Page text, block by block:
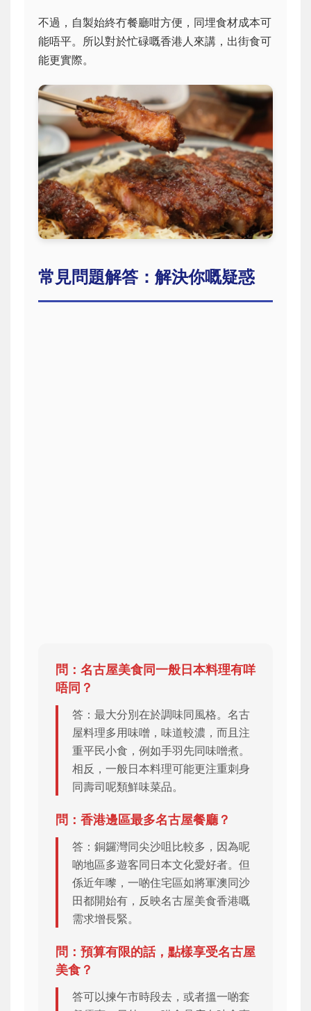
不過，自製始終冇餐廳咁方便，同埋食材成本可
能唔平。所以對於忙碌嘅香港人來講，出街食可
能更實際。
常見問題解答：解決你嘅疑惑
問：名古屋美食同一般日本料理有咩
唔同？
答：最大分別在於調味同風格。名古
屋料理多用味噌，味道較濃，而且注
重平民小食，例如手羽先同味噌煮。
相反，一般日本料理可能更注重刺身
同壽司呢類鮮味菜品。
問：香港邊區最多名古屋餐廳？
答：銅鑼灣同尖沙咀比較多，因為呢
啲地區多遊客同日本文化愛好者。但
係近年嚟，一啲住宅區如將軍澳同沙
田都開始有，反映名古屋美食香港嘅
需求增長緊。
問：預算有限的話，點樣享受名古屋
美食？
答可以揀午市時段去，或者搵一啲套